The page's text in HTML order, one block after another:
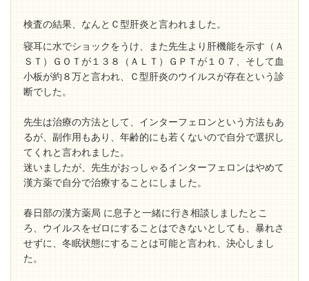
検査の結果、なんとＣ型肝炎と言われました。
寝耳に水でショックをうけ、また先生より肝機能を示す（Ａ
ＳＴ）ＧＯＴが１３８（ＡＬＴ）ＧＰＴが１０７、そして血
小板が約８万と言われ、Ｃ型肝炎のウイルスが存在という診
断でした。
先生は治療の方法として、インターフェロンという方法もあ
るが、副作用もあり、年齢的にも若くないので自分で選択し
てくれと言われました。
迷いましたが、先生がおっしゃるインターフェロンはやめて
漢方薬で自分で治療することにしました。
春日部の漢方薬局 に息子と一緒に行き相談しましたとこ
ろ、ウイルスをゼロにすることはできないとしても、暴れさ
せずに、冬眠状態にすることは可能と言われ、決心しまし
た。